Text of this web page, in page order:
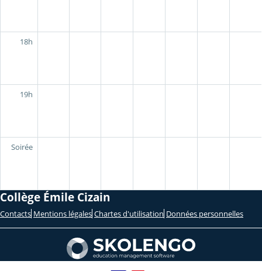
18h
19h
Soirée
Collège Émile Cizain
Contacts Mentions légales Chartes d'utilisation Données personnelles